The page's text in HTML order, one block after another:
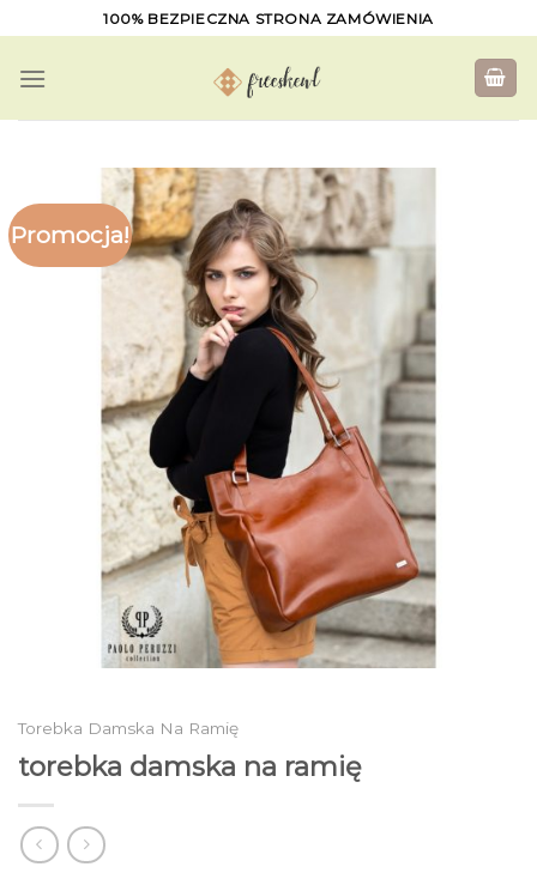
to
content
100% BEZPIECZNA STRONA ZAMÓWIENIA
Promocja!
Torebka Damska Na Ramię
torebka damska na ramię